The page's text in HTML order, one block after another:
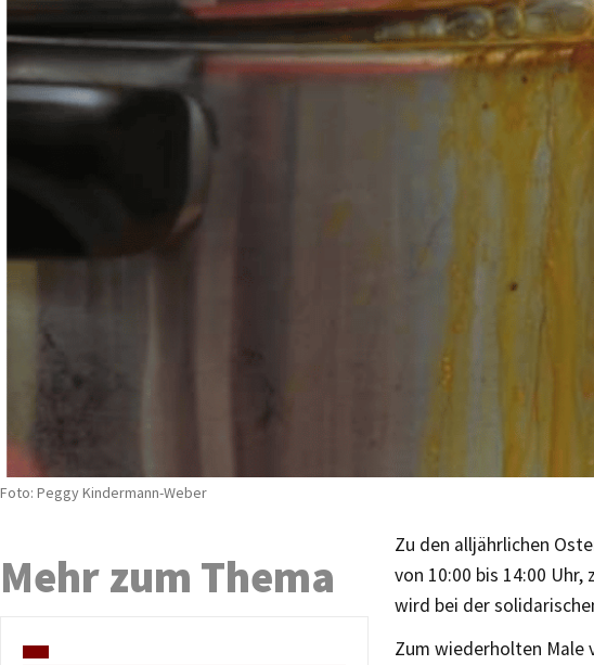
Foto: Peggy Kindermann-Weber
Zu den alljährlichen
von 10:00 bis 14:00
wird bei der
Zum wiederholten
Mehr zum Thema